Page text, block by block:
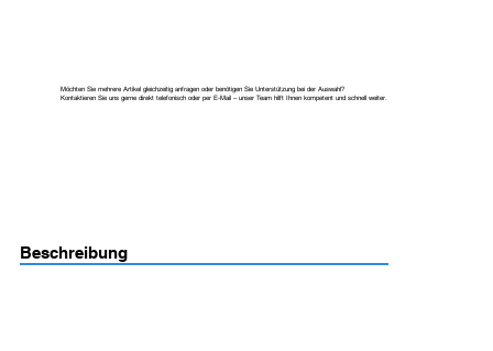
Möchten Sie mehrere Artikel gleichzeitig anfragen oder benötigen Sie Unterstützung bei der Auswahl?
Kontaktieren Sie uns gerne direkt telefonisch oder per E-Mail – unser Team hilft Ihnen kompetent und schnell weiter.
Beschreibung